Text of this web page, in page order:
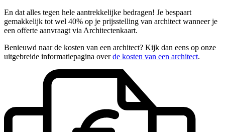
En dat alles tegen hele aantrekkelijke bedragen! Je bespaart
gemakkelijk tot wel 40% op je prijsstelling van architect wanneer je
een offerte aanvraagt via Architectenkaart.
Benieuwd naar de kosten van een architect? Kijk dan eens op onze
uitgebreide informatiepagina overde kosten van een architect.